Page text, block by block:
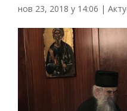
нов 23, 2018 у 14:06 |